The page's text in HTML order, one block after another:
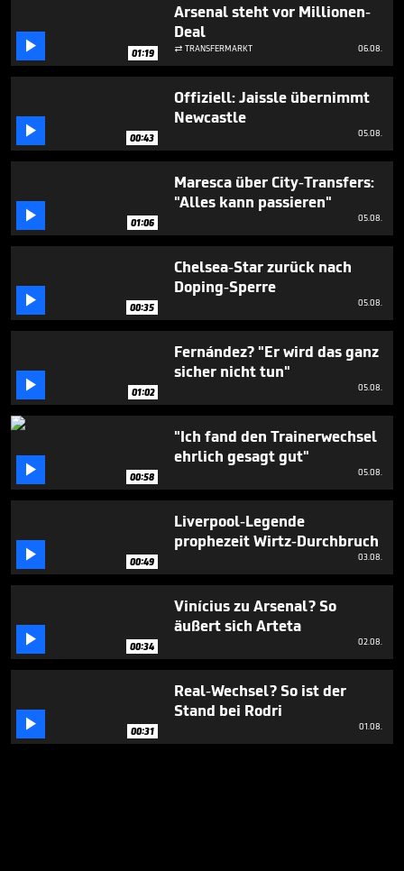
seconds
 01:19
Arsenal steht vor Millionen-
Deal
 TRANSFERMARKT 06.08.
 00:43
Offiziell: Jaissle übernimmt
Newcastle
05.08.
 01:06
Maresca über City-Transfers:
"Alles kann passieren"
05.08.
 00:35
Chelsea-Star zurück nach
Doping-Sperre
05.08.
 01:02
Fernández? "Er wird das ganz
sicher nicht tun"
05.08.
 00:58
"Ich fand den Trainerwechsel
ehrlich gesagt gut"
05.08.
 00:49
Liverpool-Legende
prophezeit Wirtz-Durchbruch
03.08.
 00:34
Vinícius zu Arsenal? So
äußert sich Arteta
02.08.
 00:31
Real-Wechsel? So ist der
Stand bei Rodri
01.08.